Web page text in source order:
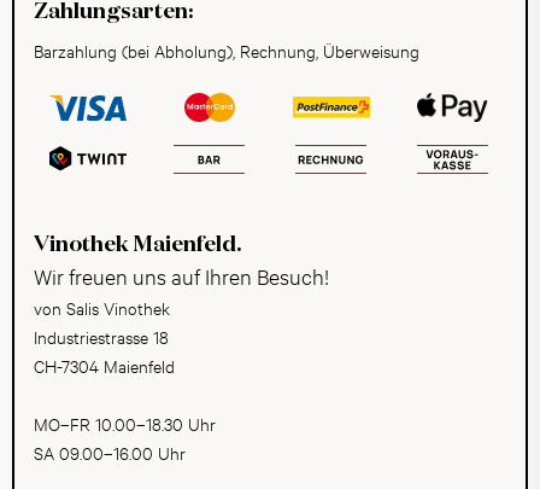
Zahlungsarten:
Barzahlung (bei Abholung), Rechnung, Überweisung
Vinothek Maienfeld.
Wir freuen uns auf Ihren Besuch!
von Salis Vinothek
Industriestrasse 18
CH-7304 Maienfeld
MO–FR 10.00–18.30 Uhr
SA 09.00–16.00 Uhr